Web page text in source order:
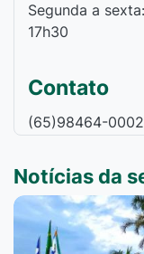
Segunda a
17h30
Contato
(65)98464-0002
Notícias da